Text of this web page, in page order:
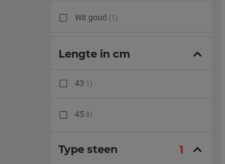
Wit goud (1)
Geel goud
Roségoud
Gekweekte parels
Lengte in cm
43 1)
45 8)
Type steen 1